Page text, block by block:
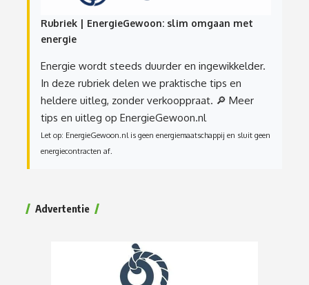
Rubriek | EnergieGewoon: slim omgaan met
energie
Energie wordt steeds duurder en ingewikkelder.
In deze rubriek delen we praktische tips en
heldere uitleg, zonder verkooppraat. 🔎 Meer
tips en uitleg op EnergieGewoon.nl
Let op: EnergieGewoon.nl is geen energiemaatschappij en sluit geen
energiecontracten af.
Advertentie